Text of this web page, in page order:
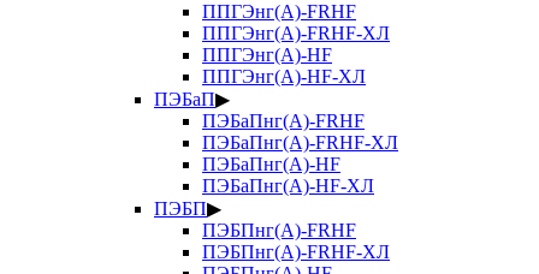
ППГЭнг(А)-FRHF
ППГЭнг(А)-FRHF-ХЛ
ППГЭнг(А)-HF
ППГЭнг(А)-HF-ХЛ
ПЭБаП▶
ПЭБаПнг(А)-FRHF
ПЭБаПнг(А)-FRHF-ХЛ
ПЭБаПнг(А)-HF
ПЭБаПнг(А)-HF-ХЛ
ПЭБП▶
ПЭБПнг(А)-FRHF
ПЭБПнг(А)-FRHF-ХЛ